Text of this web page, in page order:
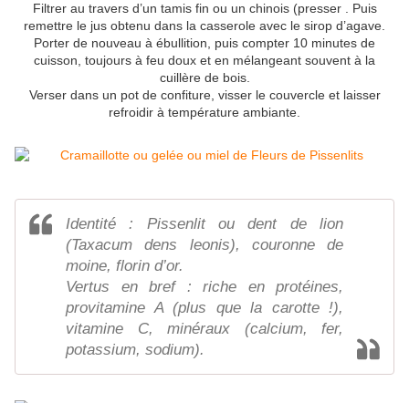
Filtrer au travers d’un tamis fin ou un chinois (presser . Puis
remettre le jus obtenu dans la casserole avec le sirop d’agave.
Porter de nouveau à ébullition, puis compter 10 minutes de
cuisson, toujours à feu doux et en mélangeant souvent à la
cuillère de bois.
Verser dans un pot de confiture, visser le couvercle et laisser
refroidir à température ambiante.
Identité : Pissenlit ou dent de lion
(Taxacum dens leonis), couronne de
moine, florin d’or.
Vertus en bref : riche en protéines,
provitamine A (plus que la carotte !),
vitamine C, minéraux (calcium, fer,
potassium, sodium).